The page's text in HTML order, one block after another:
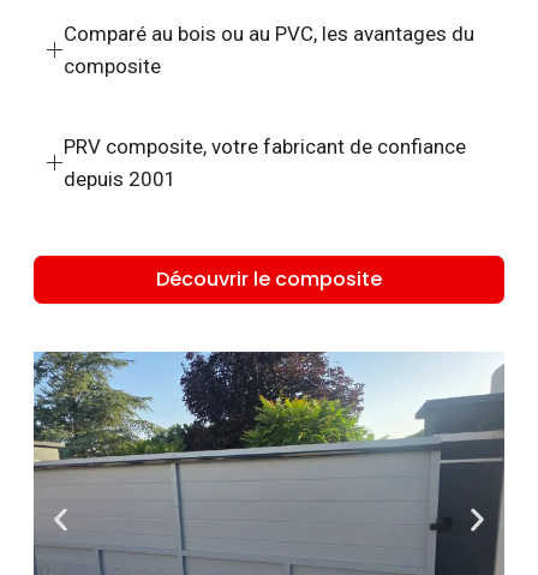
Comparé au bois ou au PVC, les avantages du
composite
PRV composite, votre fabricant de confiance
depuis 2001
Découvrir le composite